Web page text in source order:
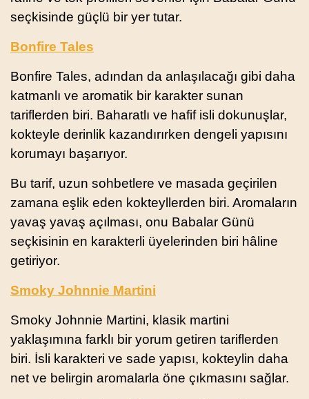
seçkisinde güçlü bir yer tutar.
Bonfire Tales
Bonfire Tales, adından da anlaşılacağı gibi daha
katmanlı ve aromatik bir karakter sunan
tariflerden biri. Baharatlı ve hafif isli dokunuşlar,
kokteyle derinlik kazandırırken dengeli yapısını
korumayı başarıyor.
Bu tarif, uzun sohbetlere ve masada geçirilen
zamana eşlik eden kokteyllerden biri. Aromaların
yavaş yavaş açılması, onu Babalar Günü
seçkisinin en karakterli üyelerinden biri hâline
getiriyor.
Smoky Johnnie Martini
Smoky Johnnie Martini, klasik martini
yaklaşımına farklı bir yorum getiren tariflerden
biri. İsli karakteri ve sade yapısı, kokteylin daha
net ve belirgin aromalarla öne çıkmasını sağlar.